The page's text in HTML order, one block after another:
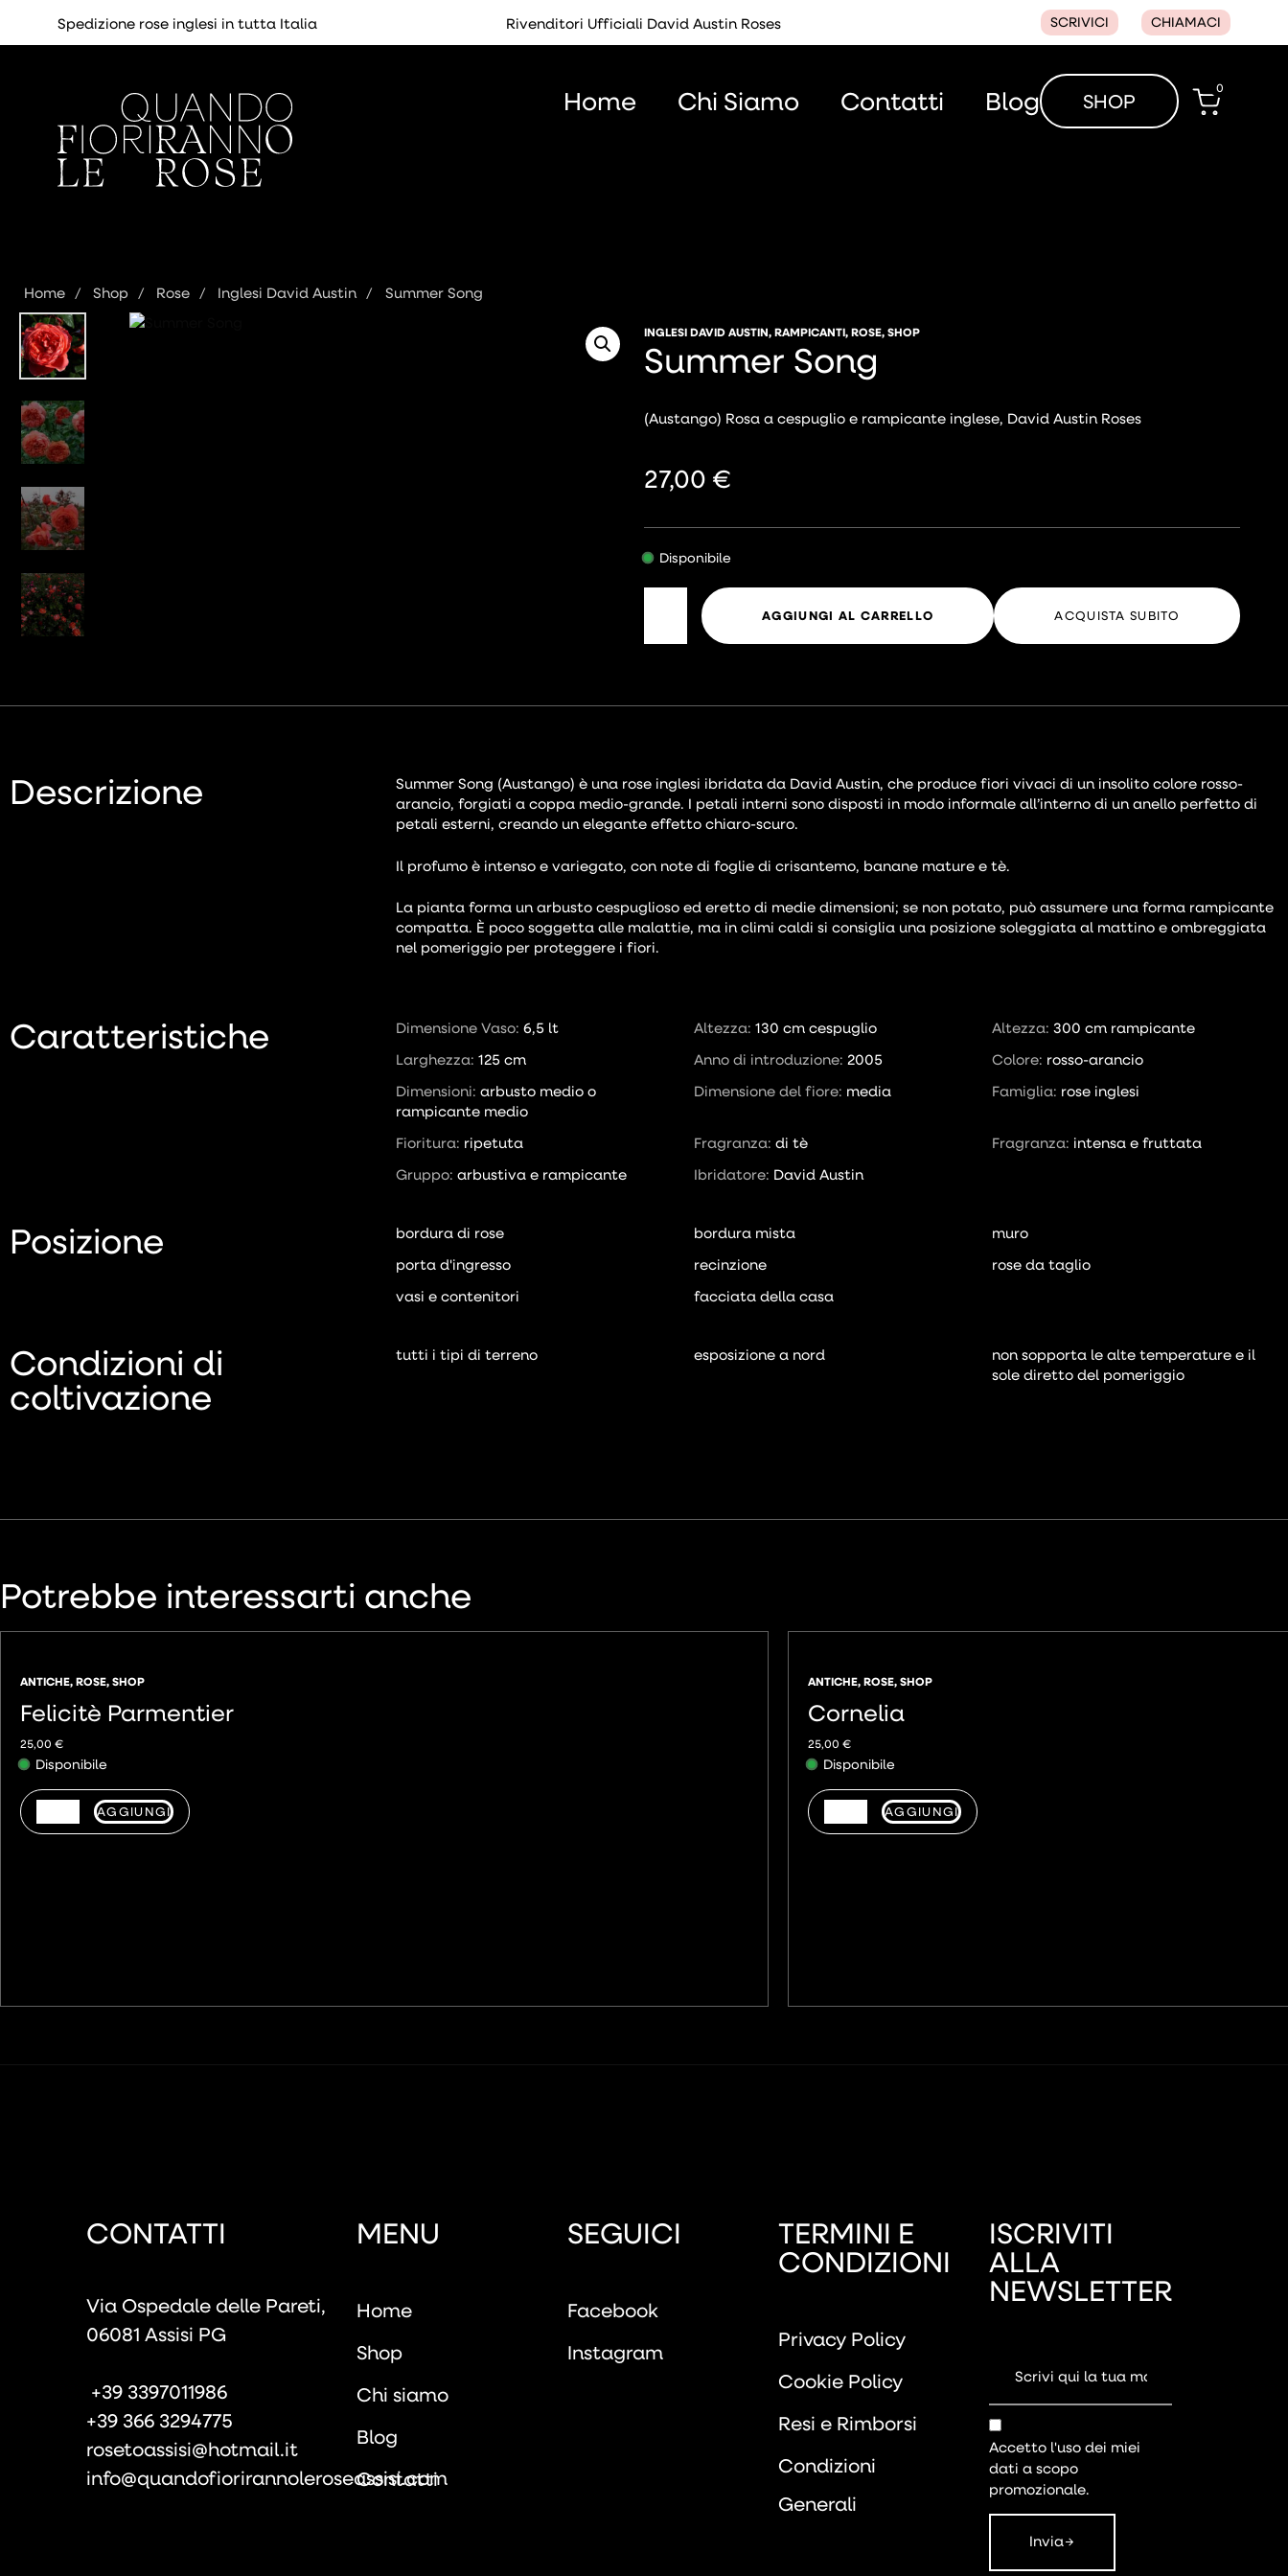
Spedizione rose inglesi in tutta Italia Rivenditori Ufficiali David Austin Roses SCRIVICI CHIAMACI
Home Chi Siamo Contatti Blog SHOP
0
Home Shop Rose Inglesi David Austin Summer Song
INGLESI DAVID AUSTIN,RAMPICANTI,ROSE,SHOP
Summer Song
(Austango) Rosa a cespuglio e rampicante inglese, David Austin Roses
27,00 €
Disponibile
AGGIUNGI AL CARRELLO ACQUISTA SUBITO
Descrizione
Summer Song (Austango) è una rose inglesi ibridata da David Austin, che produce fiori vivaci di un insolito colore rosso-
arancio, forgiati a coppa medio-grande. I petali interni sono disposti in modo informale all’interno di un anello perfetto di
petali esterni, creando un elegante effetto chiaro-scuro.
Il profumo è intenso e variegato, con note di foglie di crisantemo, banane mature e tè.
La pianta forma un arbusto cespuglioso ed eretto di medie dimensioni; se non potato, può assumere una forma rampicante
compatta. È poco soggetta alle malattie, ma in climi caldi si consiglia una posizione soleggiata al mattino e ombreggiata
nel pomeriggio per proteggere i fiori.
Caratteristiche Dimensione Vaso:6,5 lt Altezza:130 cm cespuglio Altezza:300 cm rampicante
Larghezza:125 cm Anno di introduzione: 2005 Colore: rosso-arancio
Dimensioni:arbusto medio o
rampicante medio
Dimensione del fiore: media Famiglia: rose inglesi
Fioritura: ripetuta Fragranza:di tè Fragranza: intensa e fruttata
Gruppo:arbustiva e rampicante Ibridatore: David Austin
Posizione bordura di rose bordura mista
muro
porta d'ingresso
recinzione
rose da taglio
vasi e contenitori
facciata della casa
Condizioni di
coltivazione
tutti i tipi di terreno esposizione a nord
non sopporta le alte temperature e il
sole diretto del pomeriggio
Potrebbe interessarti anche
ANTICHE,ROSE,SHOP
Felicitè Parmentier
25,00 €
Disponibile
AGGIUNGI
ANTICHE,ROSE,SHOP
Cornelia
25,00 €
Disponibile
AGGIUNGI
CONTATTI
Via Ospedale delle Pareti,
06081 Assisi PG
+39 3397011986
+39 366 3294775
rosetoassisi@hotmail.it
info@quandofiorirannoleroseassisi.com
MENU
Home
Shop
Chi siamo
Blog
Contatti
SEGUICI
Facebook
Instagram
TERMINI E
CONDIZIONI
Privacy Policy
Cookie Policy
Resi e Rimborsi
Condizioni
Generali
ISCRIVITI
ALLA
NEWSLETTER
Accetto l'uso dei miei
dati a scopo
promozionale.
Invia